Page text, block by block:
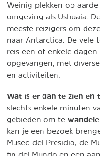
Weinig plekken op
omgeving als Ushuaia.
meeste reizigers om
naar Antarctica. De vele
reis een of enkele
opgevangen, met
en activiteiten.
Wat is er dan te zien en
slechts enkele minuten
gebieden om te
kan je een bezoek
Museo del Presidio, de
fin del Mundo en een